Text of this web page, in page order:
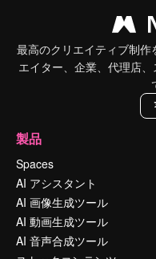
最高のクリエイティブ制作
エイター、企業、代理店
製品
Spaces
AI アシスタント
AI 画像生成ツール
AI 動画生成ツール
AI 音声合成ツール